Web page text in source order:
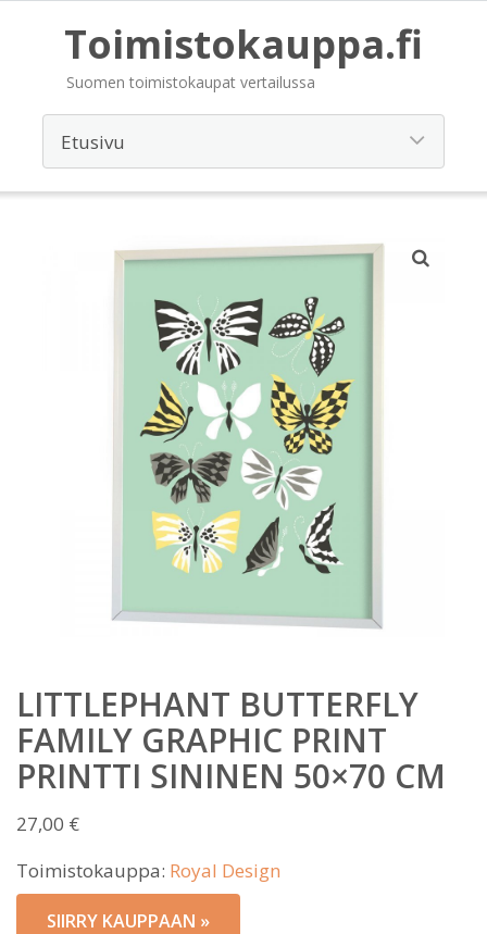
Toimistokauppa.fi
Suomen toimistokaupat vertailussa
LITTLEPHANT BUTTERFLY
FAMILY GRAPHIC PRINT
PRINTTI SININEN 50×70 CM
27,00 €
Toimistokauppa: Royal Design
SIIRRY KAUPPAAN »